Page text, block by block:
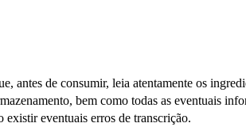
antes de consumir, leia atentamente os
bem como todas as eventuais
existir eventuais erros de transcrição.